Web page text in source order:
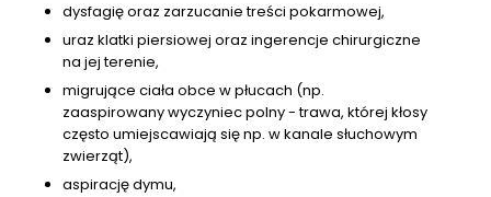
dysfagię oraz zarzucanie treści pokarmowej,
uraz klatki piersiowej oraz ingerencje chirurgiczne
na jej terenie,
migrujące ciała obce w płucach (np.
zaaspirowany wyczyniec polny - trawa, której kłosy
często umiejscawiają się np. w kanale słuchowym
zwierząt),
aspirację dymu,